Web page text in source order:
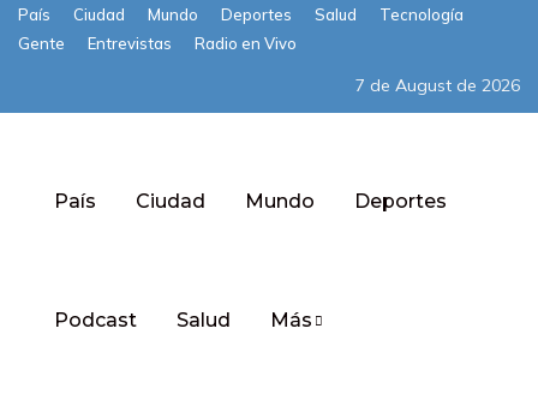
País Ciudad Mundo Deportes Salud
Tecnología
Gente
Entrevistas Radio en Vivo
7 de August de 2026
País Ciudad Mundo Deportes
Podcast Salud Más